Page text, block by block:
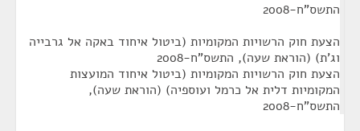
התשס"ח-2008
הצעת חוק הרשויות המקומיות (ביטול איחוד באקה אל גרבייה
וג'ת) (הוראת שעה), התשס"ח-2008
הצעת חוק הרשויות המקומיות (ביטול איחוד המועצות
המקומיות דלית אל כרמל ועוספיה) (הוראת שעה),
התשס"ח-2008